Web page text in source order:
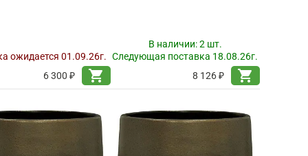
ожидается 01.09.26г.
6 300 ₽
shopping_cart
В наличии:2 шт.
Следующая поставка 18.08.26г.
8 126 ₽
shopping_cart